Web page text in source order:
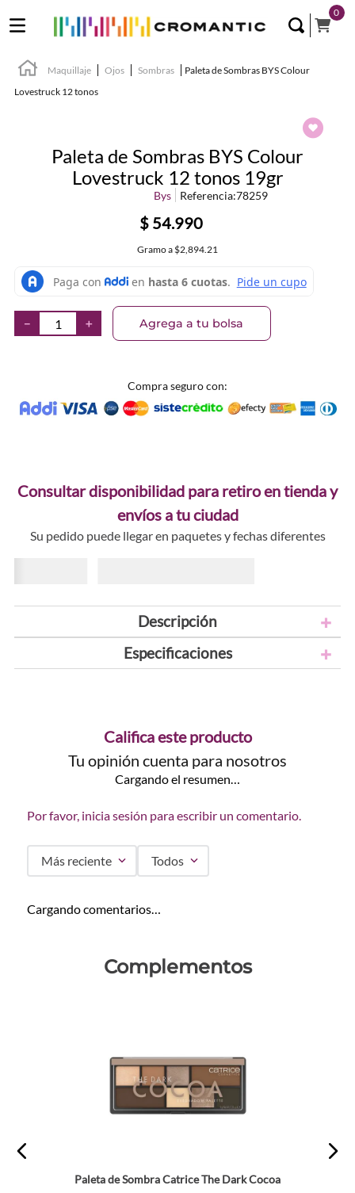
0
Maquillaje Ojos Sombras
Paleta de Sombras BYS Colour
Lovestruck 12 tonos
Paleta de Sombras BYS Colour
Lovestruck 12 tonos 19gr
Bys Referencia:78259
$ 54.990
Gramoa $2,894.21
＋
－ Agrega a tu bolsa
Compra seguro con:
Consultar disponibilidad para retiro en tienda y
envíos a tu ciudad
Su pedido puede llegar en paquetes y fechas diferentes
Descripción
Especificaciones
Califica este producto
Tu opinión cuenta para nosotros
Cargando el resumen…
Por favor, inicia sesión para escribir un comentario.
Más reciente Todos
Cargando comentarios…
Complementos
Paleta de Sombra Catrice The Dark Cocoa